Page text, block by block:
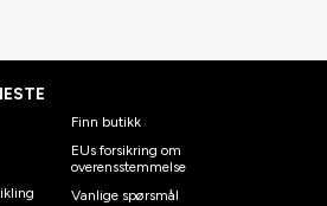
Finn butikk
EUs forsikring om
overensstemmelse
Vanlige spørsmål